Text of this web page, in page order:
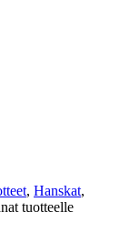
, Hanskat,
tuotteelle